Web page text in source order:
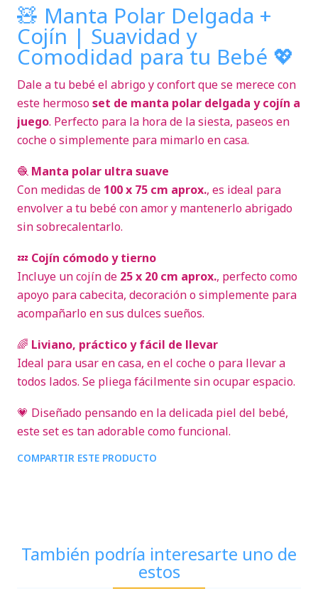
🧸 Manta Polar Delgada +
Cojín | Suavidad y
Comodidad para tu Bebé 💖
Dale a tu bebé el abrigo y confort que se merece con
este hermososet de manta polar delgada y cojín a
juego. Perfecto para la hora de la siesta, paseos en
coche o simplemente para mimarlo en casa.
🧶 Manta polar ultra suave
Con medidas de 100 x 75 cm aprox., es ideal para
envolver a tu bebé con amor y mantenerlo abrigado
sin sobrecalentarlo.
💤 Cojín cómodo y tierno
Incluye un cojín de 25 x 20 cm aprox., perfecto como
apoyo para cabecita, decoración o simplemente para
acompañarlo en sus dulces sueños.
🌈 Liviano, práctico y fácil de llevar
Ideal para usar en casa, en el coche o para llevar a
todos lados. Se pliega fácilmente sin ocupar espacio.
💗 Diseñado pensando en la delicada piel del bebé,
este set es tan adorable como funcional.
COMPARTIR ESTE PRODUCTO
También podría interesarte uno de
estos